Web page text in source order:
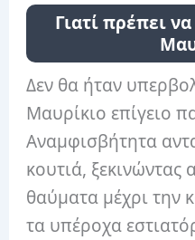
Γιατί πρέπει
Δεν θα ήταν
Μαυρίκιο επίγειο
Αναμφισβήτητα
κουτιά,
θαύματα μέχρι την
τα υπέροχα